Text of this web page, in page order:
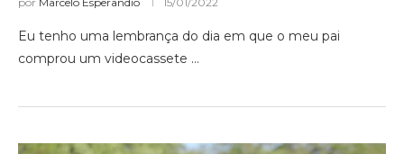
Eu tenho uma lembrança do dia em que o meu pai
comprou um videocassete …